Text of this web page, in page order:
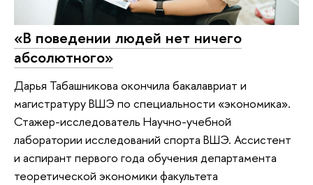
«В поведении людей нет ничего
абсолютного»
Дарья Табашникова окончила бакалавриат и
магистратуру ВШЭ по специальности «экономика».
Стажер-исследователь Научно-учебной
лаборатории исследований спорта ВШЭ. Ассистент
и аспирант первого года обучения департамента
теоретической экономики факультета